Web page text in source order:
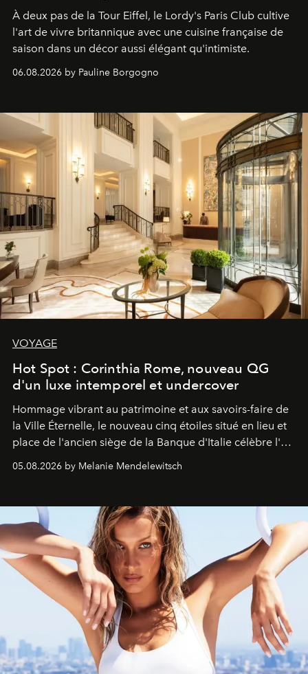
À deux pas de la Tour Eiffel, le Lordy's Paris Club cultive
l'art de vivre britannique avec une cuisine française de
saison dans un décor aussi élégant qu'intimiste.
06.08.2026 by Pauline Borgogno
VOYAGE
Hot Spot : Corinthia Rome, nouveau QG
d'un luxe intemporel et undercover
Hommage vibrant au patrimoine et aux savoirs-faire de
la Ville Éternelle, le nouveau cinq étoiles situé en lieu et
place de l'ancien siège de la Banque d'Italie célèbre l'art
05.08.2026 by Melanie Mendelewitsch